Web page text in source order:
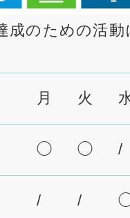
成のための活
月 火
◯ ◯ /
/ /